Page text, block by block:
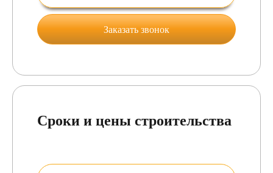
Заказать звонок
Сроки и цены строительства